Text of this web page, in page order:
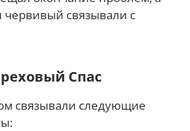
связывали с
Спас
связывали следующие